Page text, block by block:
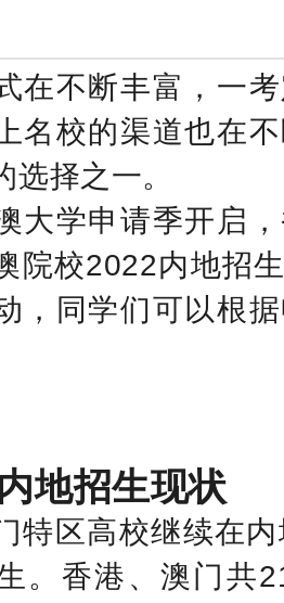
在不断丰富，一
名校的渠道也在
选择之一。
大学申请季开启
院校2022内地招
，同学们可以根
地招生现状
特区高校继续在
。香港、澳门共